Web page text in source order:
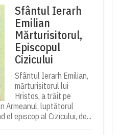
Sfântul Ierarh
Emilian
Mărturisitorul,
Episcopul
Cizicului
Sfântul Ierarh Emilian,
mărturisitorul lui
Hristos, a trăit pe
Armeanul, luptătorul
el episcop al Cizicului, de...